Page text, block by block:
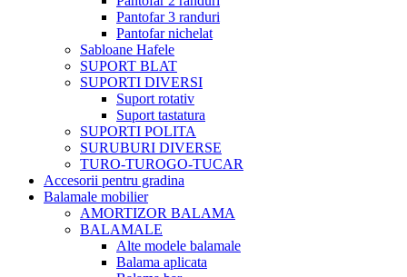
Pantofar 3 randuri
Pantofar nichelat
Sabloane Hafele
SUPORT BLAT
SUPORTI DIVERSI
Suport rotativ
Suport tastatura
SUPORTI POLITA
SURUBURI DIVERSE
TURO-TUROGO-TUCAR
Accesorii pentru gradina
Balamale mobilier
AMORTIZOR BALAMA
BALAMALE
Alte modele balamale
Balama aplicata